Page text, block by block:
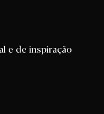
e de inspiração